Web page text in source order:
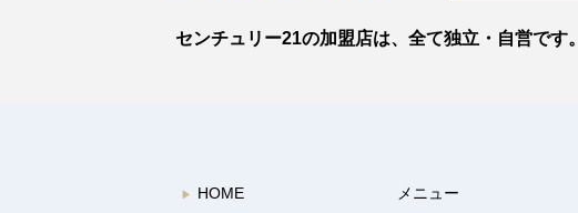
センチュリー21の加盟店は、全て独立・自営です。
▶︎ HOME メニュー